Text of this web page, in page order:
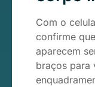
Com o
confirme
aparecem
braços para